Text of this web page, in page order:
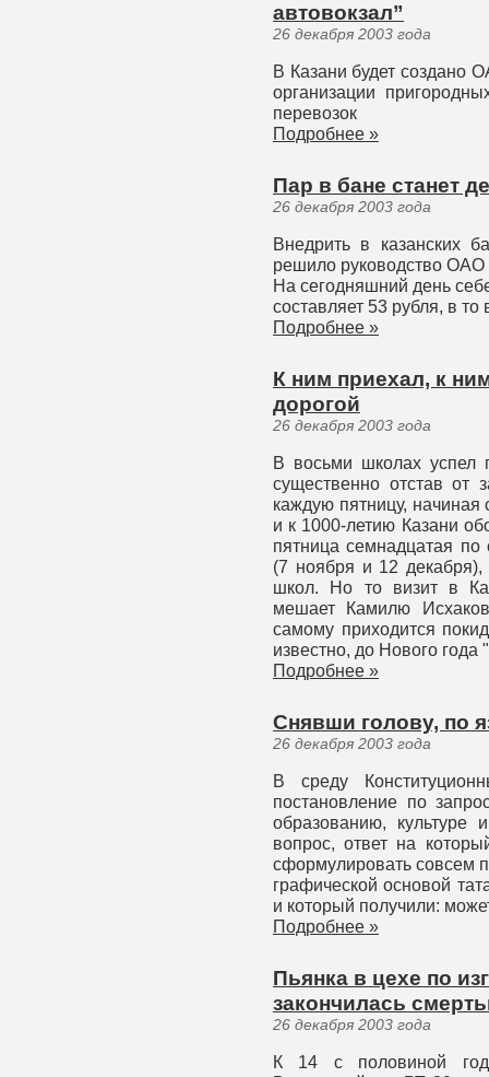
автовокзал”
26 декабря 2003 года
В Казани будет создано
организации
перевозок
Подробнее »
Пар в бане станет
26 декабря 2003 года
Внедрить в казанских
решило руководство
На сегодняшний день
составляет 53 рубля, в то
Подробнее »
К ним приехал, к
дорогой
26 декабря 2003 года
В восьми школах успел
существенно отстав от
каждую пятницу,
и к 1000-летию Казани
пятница семнадцатая
(7 ноября и 12
школ. Но то визит в
мешает Камилю
самому приходится
известно, до Нового года
Подробнее »
Снявши голову, по
26 декабря 2003 года
В среду
постановление по
образованию, культуре
вопрос, ответ на
сформулировать совсем
графической основой
и который получили:
Подробнее »
Пьянка в цехе по
закончилась
26 декабря 2003 года
К 14 с половиной